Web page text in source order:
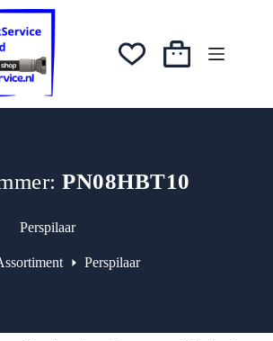
Winkelwagen
PN08HBT10
Perspilaar
Perspilaar